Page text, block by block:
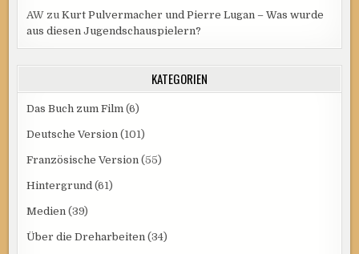
AW zuKurt Pulvermacher und Pierre Lugan – Was wurde
aus diesen Jugendschauspielern?
KATEGORIEN
Das Buch zum Film (6)
Deutsche Version (101)
Französische Version (55)
Hintergrund (61)
Medien (39)
Über die Dreharbeiten (34)